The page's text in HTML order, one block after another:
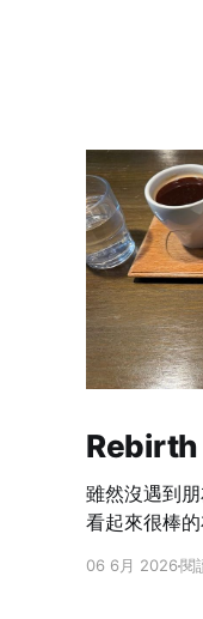
Rebirth
雖然沒遇到
看起來很棒
06 6月 2026閱